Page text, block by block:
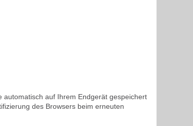
automatisch auf Ihrem Endgerät gespeichert
des Browsers beim erneuten